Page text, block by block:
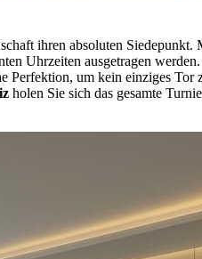
ihren absoluten
Uhrzeiten ausgetragen
Perfektion, um kein einziges Tor
holen Sie sich das gesamte